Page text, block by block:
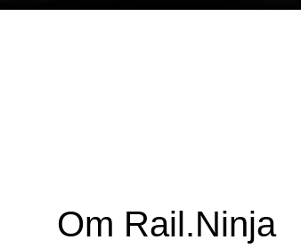
Om Rail.Ninja